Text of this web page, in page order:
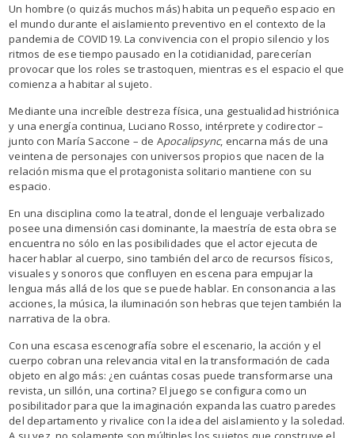
Un hombre (o quizás muchos más) habita un pequeño espacio en
el mundo durante el aislamiento preventivo en el contexto de la
pandemia de COVID19. La convivencia con el propio silencio y los
ritmos de ese tiempo pausado en la cotidianidad, parecerían
provocar que los roles se trastoquen, mientras es el espacio el que
comienza a habitar al sujeto.
Mediante una increíble destreza física, una gestualidad histriónica
y una energía continua, Luciano Rosso, intérprete y codirector –
junto con María Saccone – de Apocalipsync, encarna más de una
veintena de personajes con universos propios que nacen de la
relación misma que el protagonista solitario mantiene con su
espacio.
En una disciplina como la teatral, donde el lenguaje verbalizado
posee una dimensión casi dominante, la maestría de esta obra se
encuentra no sólo en las posibilidades que el actor ejecuta de
hacer hablar al cuerpo, sino también del arco de recursos físicos,
visuales y sonoros que confluyen en escena para empujar la
lengua más allá de los que se puede hablar. En consonancia a las
acciones, la música, la iluminación son hebras que tejen también la
narrativa de la obra.
Con una escasa escenografía sobre el escenario, la acción y el
cuerpo cobran una relevancia vital en la transformación de cada
objeto en algo más: ¿en cuántas cosas puede transformarse una
revista, un sillón, una cortina? El juego se configura como un
posibilitador para que la imaginación expanda las cuatro paredes
del departamento y rivalice con la idea del aislamiento y la soledad.